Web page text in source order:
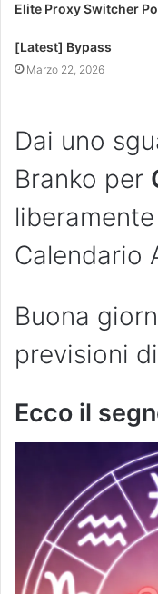
Elite Proxy Switcher
[Latest] Bypass
Marzo 22, 2026
Dai uno
Branko per
Calendario
Buona
previsioni
Ecco il